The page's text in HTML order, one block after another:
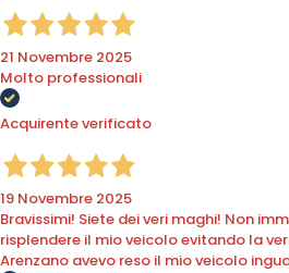
21 Novembre 2025
Molto professionali
Acquirente verificato
19 Novembre 2025
Bravissimi! Siete dei veri maghi! Non
risplendere il mio veicolo evitando la
Arenzano avevo reso il mio veicolo